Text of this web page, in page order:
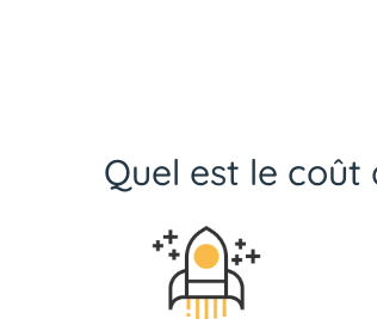
Quel est le coût